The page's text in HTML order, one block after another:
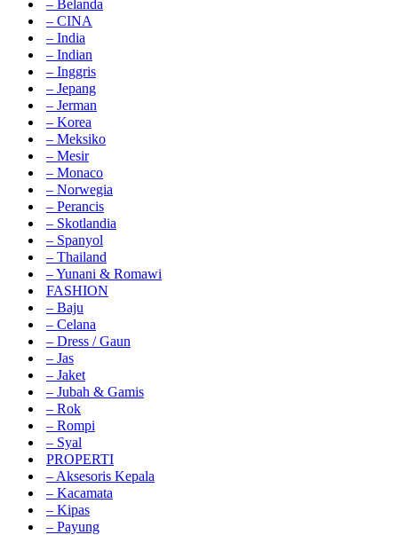
– Belanda
– CINA
– India
– Indian
– Inggris
– Jepang
– Jerman
– Korea
– Meksiko
– Mesir
– Monaco
– Norwegia
– Perancis
– Skotlandia
– Spanyol
– Thailand
– Yunani & Romawi
FASHION
– Baju
– Celana
– Dress / Gaun
– Jas
– Jaket
– Jubah & Gamis
– Rok
– Rompi
– Syal
PROPERTI
– Aksesoris Kepala
– Kacamata
– Kipas
– Payung